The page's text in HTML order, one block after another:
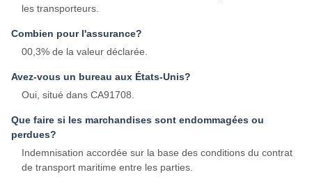
les transporteurs.
Combien pour l'assurance?
00,3% de la valeur déclarée.
Avez-vous un bureau aux États-Unis?
Oui, situé dans CA91708.
Que faire si les marchandises sont endommagées ou
perdues?
Indemnisation accordée sur la base des conditions du contrat
de transport maritime entre les parties.